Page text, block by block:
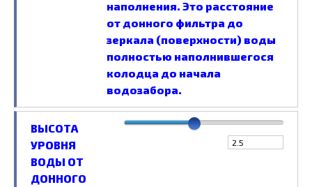
наполнения. Это расстояние
от донного фильтра до
зеркала (поверхности) воды
полностью наполнившегося
колодца до начала
водозабора.
ВЫСОТА
УРОВНЯ
ВОДЫ ОТ
ДОННОГО